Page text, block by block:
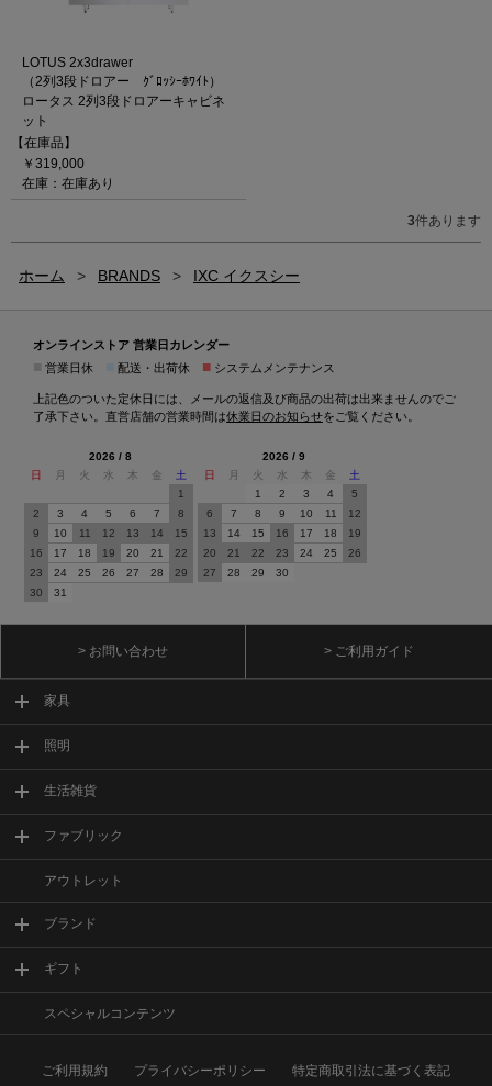
LOTUS 2x3drawer
（2列3段ドロアー ｸﾞﾛｯｼｰﾎﾜｲﾄ）
ロータス 2列3段ドロアーキャビネ
ット
【在庫品】
￥319,000
在庫：在庫あり
3件あります
ホーム > BRANDS > IXC イクスシー
オンラインストア 営業日カレンダー
営業日休 配送・出荷休 ■ システムメンテナンス
上記色のついた定休日には、メールの返信及び商品の出荷は出来ませんのでご
了承下さい。直営店舗の営業時間は休業日のお知らせをご覧ください。
2026 / 8
日
月 火 水 木 金
土
1
2
3 4 5 6 7
8
9
10 11 12 13 14
15
16
17 18 19 20 21
22
23
24 25 26 27 28
29
30
31
2026 / 9
日
月 火 水 木 金
土
1
2 3 4
5
6
7 8 9 10 11
12
13
14 15 16 17 18
19
20
21 22 23 24 25
26
27
28 29 30
> お問い合わせ > ご利用ガイド
家具
照明
生活雑貨
ファブリック
アウトレット
ブランド
ギフト
スペシャルコンテンツ
ご利用規約 プライバシーポリシー 特定商取引法に基づく表記